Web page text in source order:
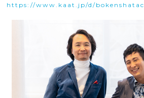
https://www.kaat.jp/d/